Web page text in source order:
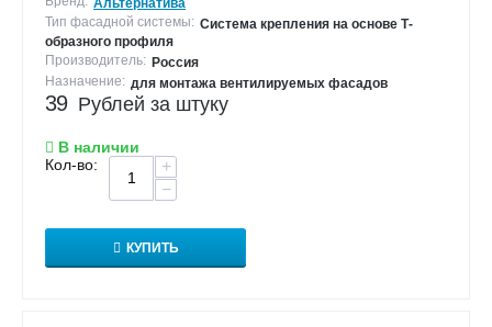
Тип фасадной системы: Система крепления на основе Т-
образного профиля
Производитель: Россия
Назначение: для монтажа вентилируемых фасадов
39 Рублей за штуку
В наличии
Кол-во:
+
−
КУПИТЬ